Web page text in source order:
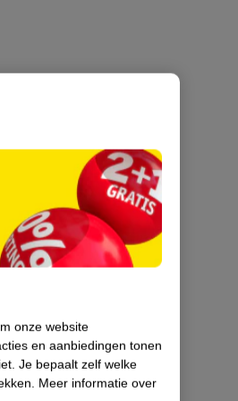
onze website
en aanbiedingen tonen
Je bepaalt zelf welke
Meer informatie over